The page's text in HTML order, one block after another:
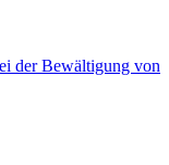
der Bewältigung von